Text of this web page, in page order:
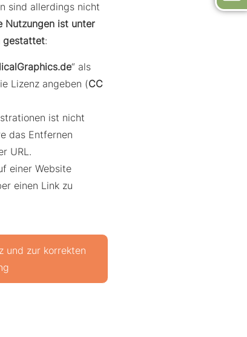
sind allerdings nicht
Nutzungen ist unter
gestattet:
“ als
Lizenz angeben (CC
ist nicht
das Entfernen
URL.
einer Website
einen Link zu
und zur korrekten